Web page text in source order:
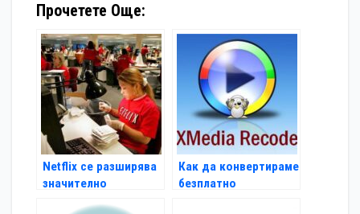
Прочетете Още:
Netflix се разширява
значително
Как да конвертираме
безплатно